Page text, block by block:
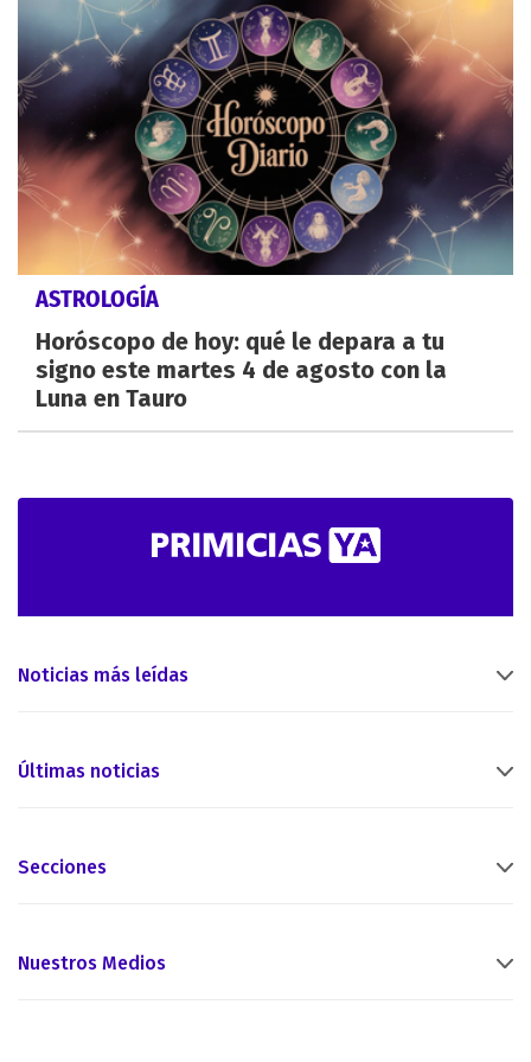
ASTROLOGÍA
Horóscopo de hoy: qué le depara a tu
signo este martes 4 de agosto con la
Luna en Tauro
Noticias más leídas
Últimas noticias
Secciones
Nuestros Medios